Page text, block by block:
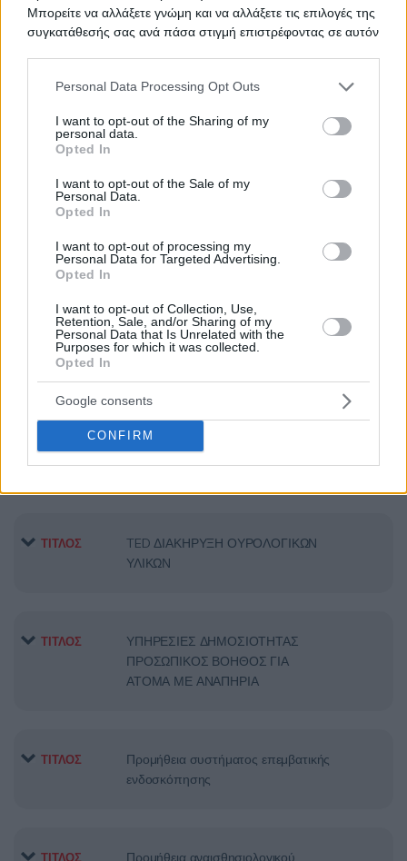
Μπορείτε να αλλάξετε γνώμη και να αλλάξετε τις επιλογές της
συγκατάθεσής σας ανά πάσα στιγμή επιστρέφοντας σε αυτόν
Please note that this website/app uses one or more Google
not limited to your visit or usage behaviour. You may click to
grant or deny consent to Google and its third-party tags to
use your data for below specified purposes in below Google
consent section.
Personal Data Processing Opt Outs
I want to opt-out of the Sharing of my
personal data.
Opted In
I want to opt-out of the Sale of my
Personal Data.
Opted In
I want to opt-out of processing my
Personal Data for Targeted Advertising.
Opted In
I want to opt-out of Collection, Use,
Retention, Sale, and/or Sharing of my
Personal Data that Is Unrelated with the
Purposes for which it was collected.
Opted In
Google consents
CONFIRM
ΤΙΤΛΟΣ TED ΠΡΟΜΗΘΕΙΑ ΟΡΘΟΠΕΔΙΚΩΝ
ΤΙΤΛΟΣ ΟΞΥΓΟΝΟ
ΣΥΝΤΗΡΗΣΗΣ ΙΑΤΡΙΚΟΥ
ΥΛΙΚΟΥ ΚΑΙ ΙΑΤΡΙΚΟΥ ΒΑΜΒΑΚΙΟΥ
ΤΙΤΛΟΣ Προμήθεια επιδεσμικού υλικού
ΤΙΤΛΟΣ TED ΦΙΛΤΡΑ ΑΙΜΟΚΑΘΑΡΣΗΣ
ΤΙΤΛΟΣ
TED ΔΙΑΚΗΡΥΞΗ ΟΥΡΟΛΟΓΙΚΩΝ
ΥΛΙΚΩΝ
ΤΙΤΛΟΣ
ΥΠΗΡΕΣΙΕΣ ΔΗΜΟΣΙΟΤΗΤΑΣ
ΠΡΟΣΩΠΙΚΟΣ ΒΟΗΘΟΣ ΓΙΑ
ΑΤΟΜΑ ΜΕ ΑΝΑΠΗΡΙΑ
ΤΙΤΛΟΣ
Προμήθεια συστήματος επεμβατικής
ενδοσκόπησης
ΤΙΤΛΟΣ
Προμήθεια αναισθησιολογικού